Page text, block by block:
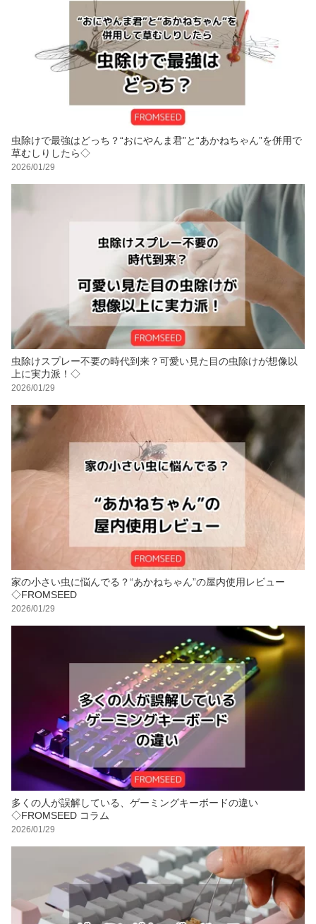
虫除けで最強はどっち？“おにやんま君”と“あかねちゃん”を併用で
草むしりしたら◇
2026/01/29
虫除けスプレー不要の時代到来？可愛い見た目の虫除けが想像以
上に実力派！◇
2026/01/29
家の小さい虫に悩んでる？“あかねちゃん”の屋内使用レビュー
◇FROMSEED
2026/01/29
多くの人が誤解している、ゲーミングキーボードの違い
◇FROMSEED コラム
2026/01/29